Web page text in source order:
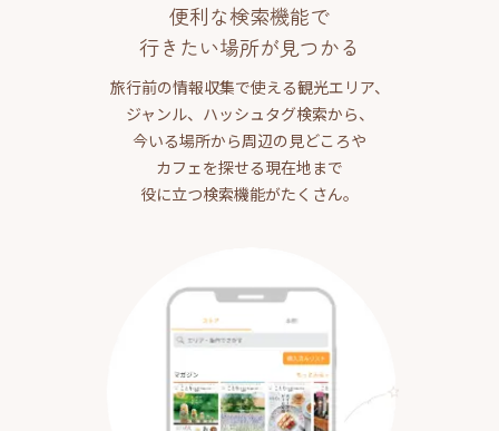
便利な検索機能で
行きたい場所が見つかる
旅行前の情報収集で使える観光エリア、
ジャンル、ハッシュタグ検索から、
今いる場所から周辺の見どころや
カフェを探せる現在地まで
役に立つ検索機能がたくさん。